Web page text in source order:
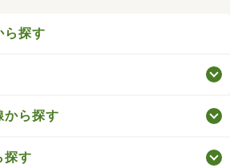
ら探す
から探す
探す